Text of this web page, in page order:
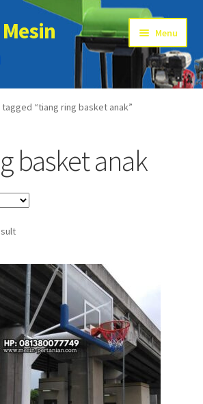
Menu
“tiang ring basket anak”
basket anak